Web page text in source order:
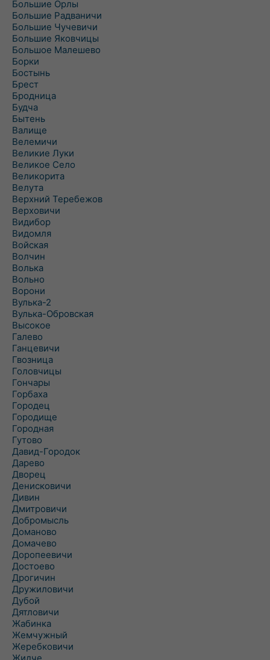
Большие Орлы
Большие Радваничи
Большие Чучевичи
Большие Яковчицы
Большое Малешево
Борки
Бостынь
Брест
Бродница
Будча
Бытень
Валище
Велемичи
Великие Луки
Великое Село
Великорита
Велута
Верхний Теребежов
Верховичи
Видибор
Видомля
Войская
Волчин
Волька
Вольно
Ворони
Вулька-2
Вулька-Обровская
Высокое
Галево
Ганцевичи
Гвозница
Головчицы
Гончары
Горбаха
Городец
Городище
Городная
Гутово
Давид-Городок
Дарево
Дворец
Денисковичи
Дивин
Дмитровичи
Добромысль
Доманово
Домачево
Доропеевичи
Достоево
Дрогичин
Дружиловичи
Дубой
Дятловичи
Жабинка
Жемчужный
Жеребковичи